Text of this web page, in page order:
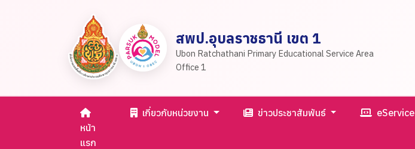
สพป.อุบลราชธานี เขต 1
Ubon Ratchathani Primary Educational Service Area
Office 1
หน้า
แรก
เกี่ยวกับหน่วยงาน ข่าวประชาสัมพันธ์ eService